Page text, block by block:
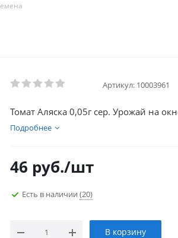
Артикул: 10003961
Томат Аляска 0,05г сер. Урожай на
Подробнее
46 руб./шт
Есть в наличии (20)
В корзину